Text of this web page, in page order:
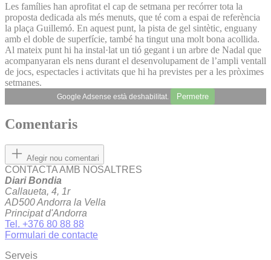
Les famílies han aprofitat el cap de setmana per recórrer tota la
proposta dedicada als més menuts, que té com a espai de referència
la plaça Guillemó. En aquest punt, la pista de gel sintètic, enguany
amb el doble de superfície, també ha tingut una molt bona acollida.
Al mateix punt hi ha instal·lat un tió gegant i un arbre de Nadal que
acompanyaran els nens durant el desenvolupament de l’ampli ventall
de jocs, espectacles i activitats que hi ha previstes per a les pròximes
setmanes.
Google Adsense està deshabilitat. Permetre
Comentaris
Afegir nou comentari
CONTACTA AMB NOSALTRES
Diari Bondia
Callaueta, 4, 1r
AD500 Andorra la Vella
Principat d'Andorra
Tel. +376 80 88 88
Formulari de contacte
Serveis